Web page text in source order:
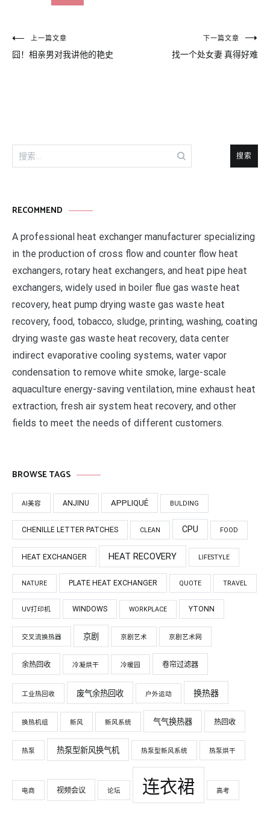
文
章
上一篇文章
囧！相亲男对我讲他的艳史
下一篇文章
找一个处女妻 真得好难
搜
索：
RECOMMEND
A professional heat exchanger manufacturer specializing
in the production of cross flow and counter flow heat
exchangers, rotary heat exchangers, and heat pipe heat
exchangers, widely used in boiler flue gas waste heat
recovery, heat pump drying waste gas waste heat
recovery, food, tobacco, sludge, printing, washing, coating
drying waste gas waste heat recovery, data center
indirect evaporative cooling systems, water vapor
condensation to remove white smoke, large-scale
aquaculture energy-saving ventilation, mine exhaust heat
extraction, fresh air system heat recovery, and other
fields to meet the needs of different customers.
BROWSE TAGS
AI美容 ANJINU APPLIQUÉ BULDING
CHENILLE LETTER PATCHES CLEAN CPU FOOD
HEAT EXCHANGER HEAT RECOVERY LIFESTYLE
NATURE PLATE HEAT EXCHANGER QUOTE TRAVEL
UV打印机 WINDOWS WORKPLACE YTONN
交叉流换热器 京剧 京剧艺术 京剧艺术网
余热回收 冷凝烘干 冷暖园 卷帘过滤器
工业热回收 废气余热回收 户外运动 换热器
换热机组 新风 新风系统 气气换热器 热回收
热泵 热泵型新风换气机 热泵型新风系统 热泵烘干
电商 视频会议 论坛 连衣裙 高考